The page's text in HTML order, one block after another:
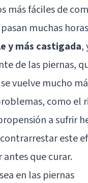
más fáciles de
muchas
y más castigada,
de las piernas,
vuelve mucho
como el
a sufrir
este
antes que curar.
en las piernas